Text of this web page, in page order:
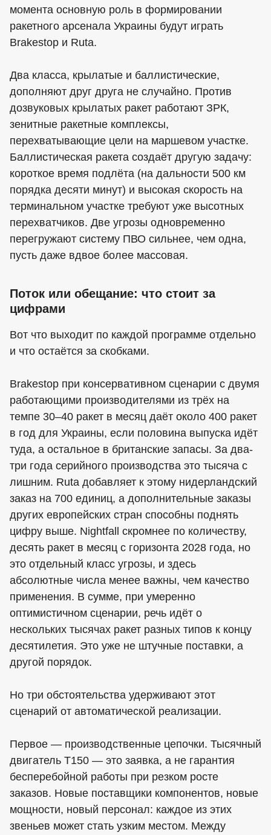
момента основную роль в формировании
ракетного арсенала Украины будут играть
Brakestop и Ruta.
Два класса, крылатые и баллистические,
дополняют друг друга не случайно. Против
дозвуковых крылатых ракет работают ЗРК,
зенитные ракетные комплексы,
перехватывающие цели на маршевом участке.
Баллистическая ракета создаёт другую задачу:
короткое время подлёта (на дальности 500 км
порядка десяти минут) и высокая скорость на
терминальном участке требуют уже высотных
перехватчиков. Две угрозы одновременно
перегружают систему ПВО сильнее, чем одна,
пусть даже вдвое более массовая.
Поток или обещание: что стоит за
цифрами
Вот что выходит по каждой программе отдельно
и что остаётся за скобками.
Brakestop при консервативном сценарии с двумя
работающими производителями из трёх на
темпе 30–40 ракет в месяц даёт около 400 ракет
в год для Украины, если половина выпуска идёт
туда, а остальное в британские запасы. За два-
три года серийного производства это тысяча с
лишним. Ruta добавляет к этому нидерландский
заказ на 700 единиц, а дополнительные заказы
других европейских стран способны поднять
цифру выше. Nightfall скромнее по количеству,
десять ракет в месяц с горизонта 2028 года, но
это отдельный класс угрозы, и здесь
абсолютные числа менее важны, чем качество
применения. В сумме, при умеренно
оптимистичном сценарии, речь идёт о
нескольких тысячах ракет разных типов к концу
десятилетия. Это уже не штучные поставки, а
другой порядок.
Но три обстоятельства удерживают этот
сценарий от автоматической реализации.
Первое — производственные цепочки. Тысячный
двигатель T150 — это заявка, а не гарантия
бесперебойной работы при резком росте
заказов. Новые поставщики компонентов, новые
мощности, новый персонал: каждое из этих
звеньев может стать узким местом. Между